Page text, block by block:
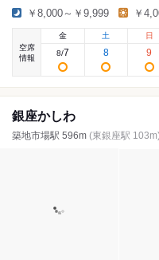
￥8,000～￥9,999 ￥
空席
情報
金
8/7
土
8
日
9
銀座かしわ
築地市場駅 596m (東銀座駅